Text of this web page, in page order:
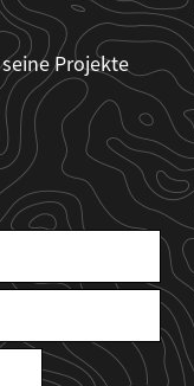
Projekte